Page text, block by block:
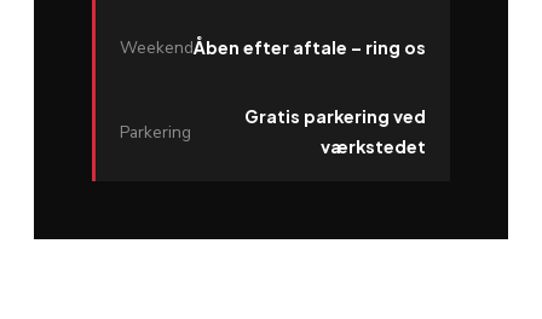
WeekendÅben efter aftale – ring os
Parkering
Gratis parkering ved
værkstedet